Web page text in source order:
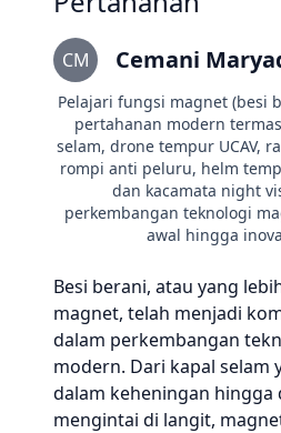
CM Cemani
Pelajari fungsi magnet (besi
pertahanan modern
selam, drone tempur UCAV,
rompi anti peluru, helm
dan kacamata night
perkembangan teknologi
awal hingga
Besi berani, atau yang
magnet, telah menjadi
dalam perkembangan
modern. Dari kapal selam
dalam keheningan
mengintai di langit,